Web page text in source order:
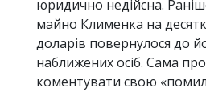
юридично недійсна.
майно Клименка на
доларів повернулося до
наближених осіб. Сама
коментувати свою